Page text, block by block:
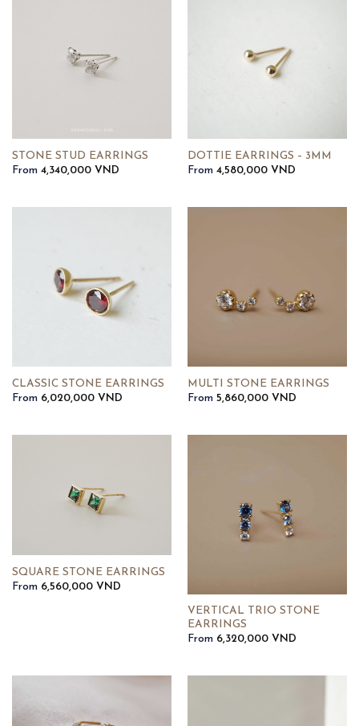
STONE STUD EARRINGS
From 4,340,000 VND
DOTTIE EARRINGS – 3MM
From 4,580,000 VND
CLASSIC STONE EARRINGS
From 6,020,000 VND
MULTI STONE EARRINGS
From 5,860,000 VND
SQUARE STONE EARRINGS
From 6,560,000 VND
VERTICAL TRIO STONE
EARRINGS
From 6,320,000 VND